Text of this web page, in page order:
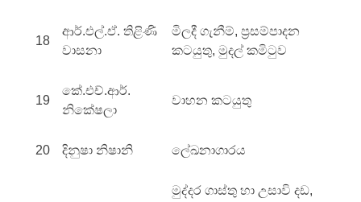
18
ආර්.එල්.ඒ. තිළිණි
වාසනා
මිලදී ගැනීම්, ප්‍රසම්පාදන
කටයුතු, මුදල් කමිටුව
19
කේ.එච්.ආර්.
නිකේෂලා
වාහන කටයුතු
20 දිනුෂා නිෂානි ලේඛනාගාරය
මුද්දර ගාස්තු හා උසාවි දඩ,